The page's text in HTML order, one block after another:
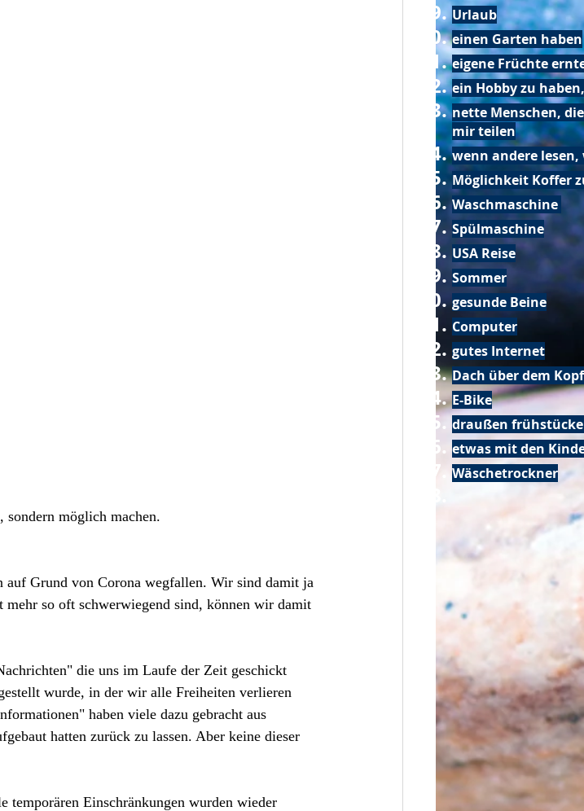
sondern möglich machen.
auf Grund von Corona wegfallen. Wir sind damit ja
so oft schwerwiegend sind, können wir damit
die uns im Laufe der Zeit geschickt
wurde, in der wir alle Freiheiten verlieren
haben viele dazu gebracht aus
hatten zurück zu lassen. Aber keine dieser
temporären Einschränkungen wurden wieder
Urlaub
einen Garten haben
eigene Früchte
ein Hobby zu
nette Menschen,
mir teilen
wenn andere lesen,
Möglichkeit Koffer
Waschmaschine
Spülmaschine
USA Reise
Sommer
gesunde Beine
Computer
gutes Internet
Dach über dem Kopf
E-Bike
draußen
etwas mit den
Wäschetrockner